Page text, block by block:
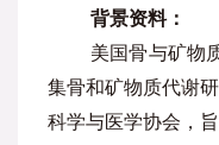
背景资料：
美国骨与矿物
集骨和矿物质代谢
科学与医学协会，